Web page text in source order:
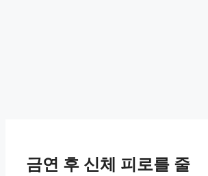
금연 후 신체 피로를 줄